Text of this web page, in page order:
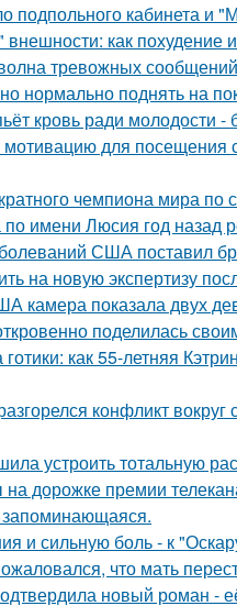
подпольного кабинета и
как похудение
тревожных
нормально поднять на
кровь ради молодости -
для посещения
чемпиона мира по
имени Люсия год назад
США поставил
на новую экспертизу
камера показала двух
поделилась
как 55-летняя
конфликт
устроить тотальную
дорожке премии
и сильную боль - к
что мать
новый роман -